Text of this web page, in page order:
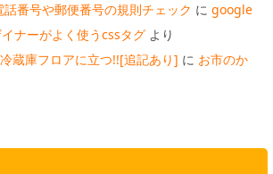
番号や郵便番号の規則チェック に google
ナーがよく使うcssタグ より
蔵庫フロアに立つ!![追記あり] に お市のか